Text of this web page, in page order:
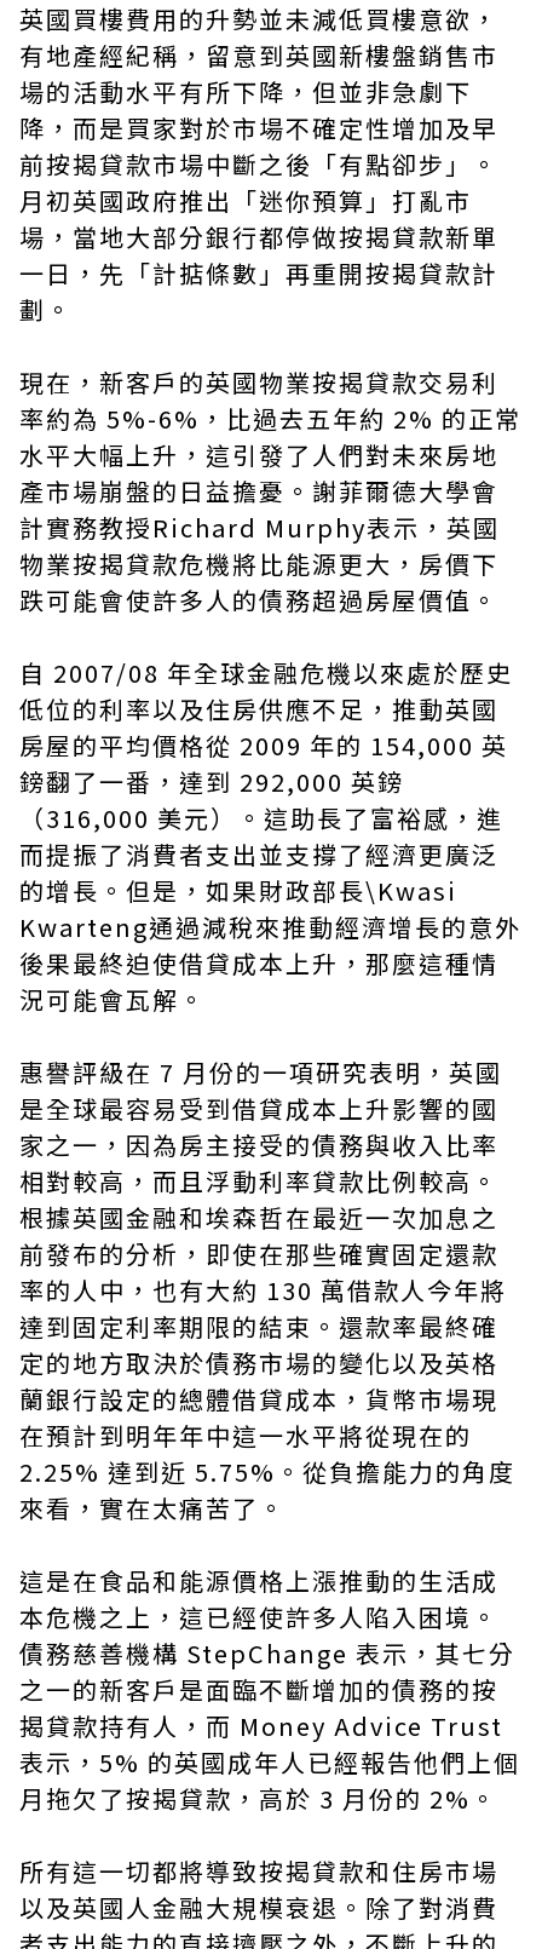
英國買樓費用的升勢並未減低買樓意欲，
有地產經紀稱，留意到英國新樓盤銷售市
場的活動水平有所下降，但並非急劇下
降，而是買家對於市場不確定性增加及早
前按揭貸款市場中斷之後「有點卻步」。
月初英國政府推出「迷你預算」打亂市
場，當地大部分銀行都停做按揭貸款新單
一日，先「計掂條數」再重開按揭貸款計
劃。
現在，新客戶的英國物業按揭貸款交易利
率約為 5%-6%，比過去五年約 2% 的正常
水平大幅上升，這引發了人們對未來房地
產市場崩盤的日益擔憂。謝菲爾德大學會
計實務教授Richard Murphy表示，英國
物業按揭貸款危機將比能源更大，房價下
跌可能會使許多人的債務超過房屋價值。
自 2007/08 年全球金融危機以來處於歷史
低位的利率以及住房供應不足，推動英國
房屋的平均價格從 2009 年的 154,000 英
鎊翻了一番，達到 292,000 英鎊
（316,000 美元）。這助長了富裕感，進
而提振了消費者支出並支撐了經濟更廣泛
的增長。但是，如果財政部長\Kwasi
Kwarteng通過減稅來推動經濟增長的意外
後果最終迫使借貸成本上升，那麼這種情
況可能會瓦解。
惠譽評級在 7 月份的一項研究表明，英國
是全球最容易受到借貸成本上升影響的國
家之一，因為房主接受的債務與收入比率
相對較高，而且浮動利率貸款比例較高。
根據英國金融和埃森哲在最近一次加息之
前發布的分析，即使在那些確實固定還款
率的人中，也有大約 130 萬借款人今年將
達到固定利率期限的結束。還款率最終確
定的地方取決於債務市場的變化以及英格
蘭銀行設定的總體借貸成本，貨幣市場現
在預計到明年年中這一水平將從現在的
2.25% 達到近 5.75%。從負擔能力的角度
來看，實在太痛苦了。
這是在食品和能源價格上漲推動的生活成
本危機之上，這已經使許多人陷入困境。
債務慈善機構 StepChange 表示，其七分
之一的新客戶是面臨不斷增加的債務的按
揭貸款持有人，而 Money Advice Trust
表示，5% 的英國成年人已經報告他們上個
月拖欠了按揭貸款，高於 3 月份的 2%。
所有這一切都將導致按揭貸款和住房市場
以及英國人金融大規模衰退。除了對消費